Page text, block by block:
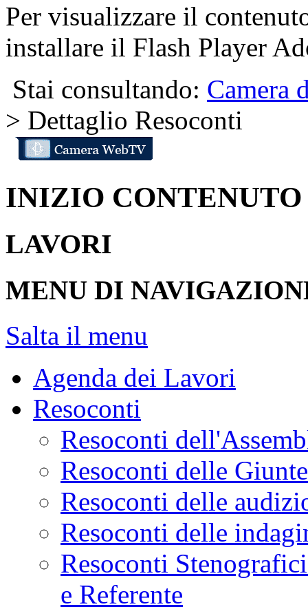
Per visualizzare il
installare il Flash Player
Stai consultando: Camera
> Dettaglio Resoconti
INIZIO CONTENUTO
LAVORI
MENU DI
Salta il menu
Agenda dei Lavori
Resoconti
Resoconti
Resoconti delle
Resoconti delle
Resoconti delle
Resoconti
e Referente